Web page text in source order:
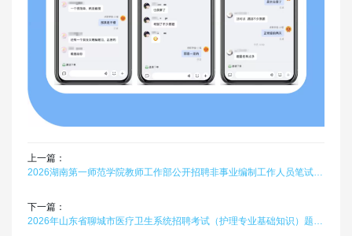
上一篇：
2026湖南第一师范学院教师工作部公开招聘非事业编制工作人员笔试真题题库软件题引力
下一篇：
2026年山东省聊城市医疗卫生系统招聘考试（护理专业基础知识）题库软件题引力